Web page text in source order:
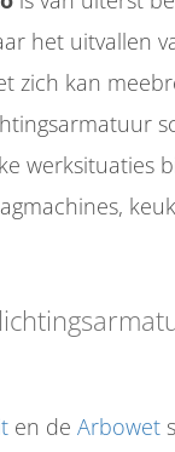
het uitvallen
zich kan
werksituaties
en de Arbowet